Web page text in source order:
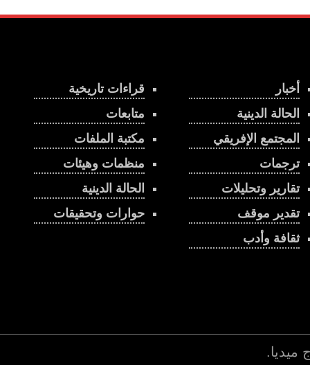
قراءات تاريخية
متابعات
مكتبة الملفات
منظمات وهيئات
الحالة الدينية
حوارات وتحقيقات
أخبار
الحالة الدينية
المجتمع الإفريقي
ترجمات
تقارير وتحليلات
تقدير موقف
ثقافة وأدب
ميديا.